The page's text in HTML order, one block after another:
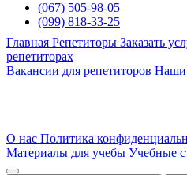
(067) 505-98-05
(099) 818-33-25
Главная Репетиторы Заказать
репетиторах
Вакансии для репетиторов Наши
О нас Политика
Материалы для учебы Учебные